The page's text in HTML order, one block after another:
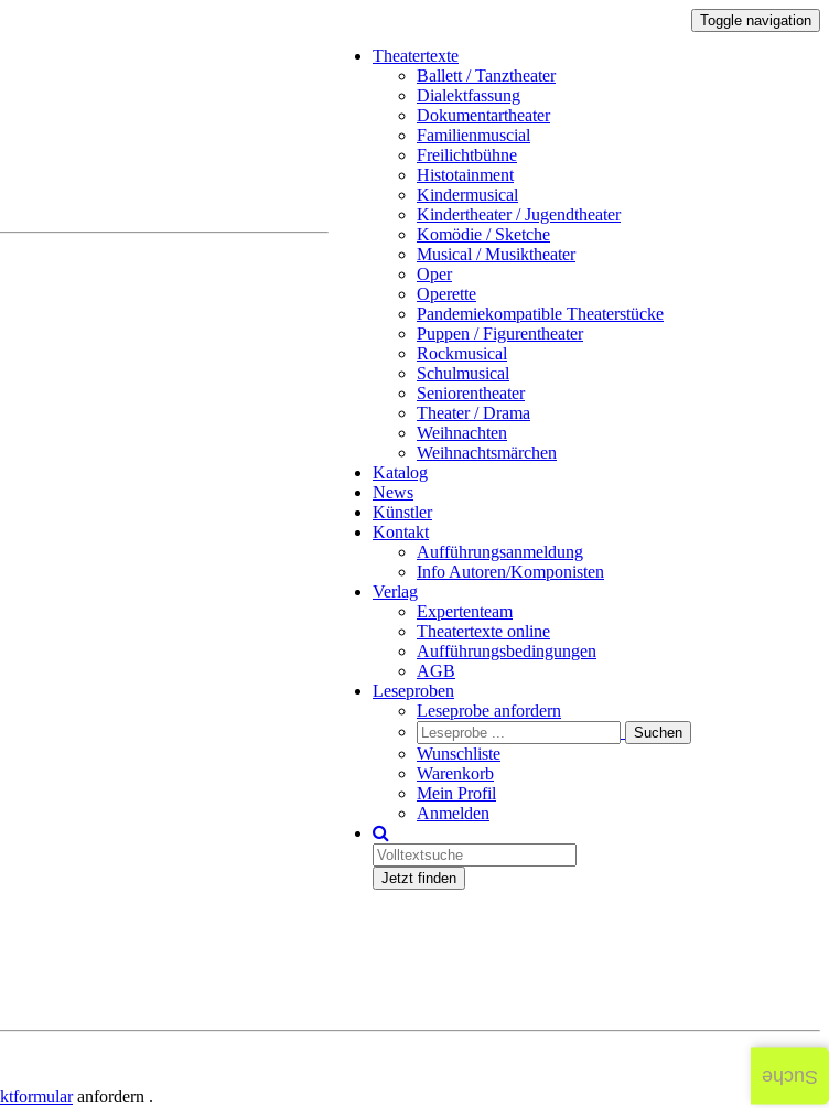
Toggle navigation
Theatertexte
Ballett / Tanztheater
Dialektfassung
Dokumentartheater
Familienmuscial
Freilichtbühne
Histotainment
Kindermusical
Kindertheater / Jugendtheater
Komödie / Sketche
Musical / Musiktheater
Oper
Operette
Pandemiekompatible Theaterstücke
Puppen / Figurentheater
Rockmusical
Schulmusical
Seniorentheater
Theater / Drama
Weihnachten
Weihnachtsmärchen
Katalog
News
Künstler
Kontakt
Aufführungsanmeldung
Info Autoren/Komponisten
Verlag
Expertenteam
Theatertexte online
Aufführungsbedingungen
AGB
Leseproben
Leseprobe anfordern
Wunschliste
Warenkorb
Mein Profil
Anmelden
Jetzt finden
anfordern .
Suche